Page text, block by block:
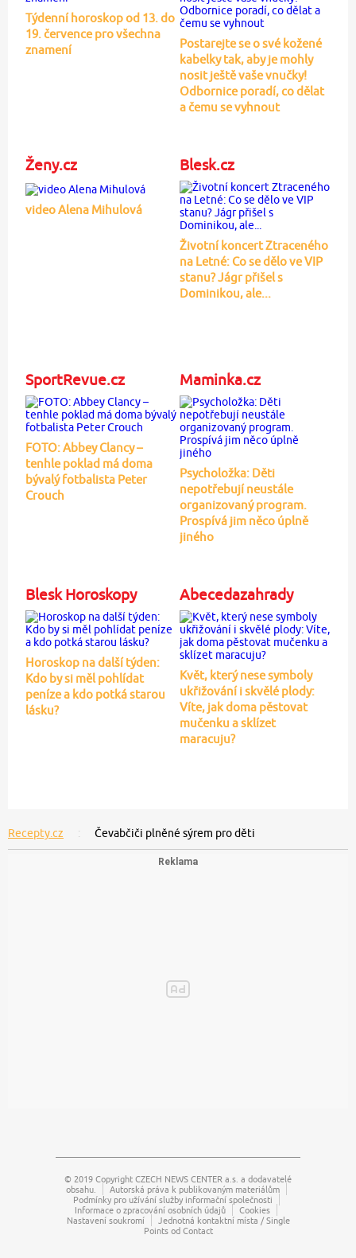
Týdenní horoskop od 13. do
19. července pro všechna
znamení
Postarejte se o své kožené
kabelky tak, aby je mohly
nosit ještě vaše vnučky!
Odbornice poradí, co dělat
a čemu se vyhnout
Ženy.cz
video Alena Mihulová
Blesk.cz
Životní koncert Ztraceného
na Letné: Co se dělo ve VIP
stanu? Jágr přišel s
Dominikou, ale...
SportRevue.cz
FOTO: Abbey Clancy –
tenhle poklad má doma
bývalý fotbalista Peter
Crouch
Maminka.cz
Psycholožka: Děti
nepotřebují neustále
organizovaný program.
Prospívá jim něco úplně
jiného
Blesk Horoskopy
Horoskop na další týden:
Kdo by si měl pohlídat
peníze a kdo potká starou
lásku?
Abecedazahrady
Květ, který nese symboly
ukřižování i skvělé plody:
Víte, jak doma pěstovat
mučenku a sklízet
maracuju?
Recepty.cz Čevabčiči plněné sýrem pro děti
© 2019 Copyright CZECH NEWS CENTER a.s. a dodavatelé
obsahu.
Autorská práva k publikovaným materiálům
Podmínky pro užívání služby informační společnosti
Informace o zpracování osobních údajů
Cookies
Nastavení soukromí
Jednotná kontaktní místa / Single
Points od Contact